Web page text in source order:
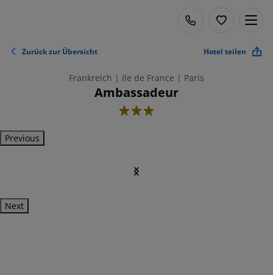
Zurück zur Übersicht Hotel teilen
Frankreich | Ile de France | Paris
Ambassadeur
3
Previous
Next